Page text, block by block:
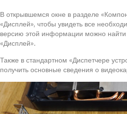
В открывшемся окне в разделе
«Дисплей», чтобы увидеть все
версию этой информации можно найти
«Дисплей».
Также в стандартном «Диспетчере
получить основные сведения о